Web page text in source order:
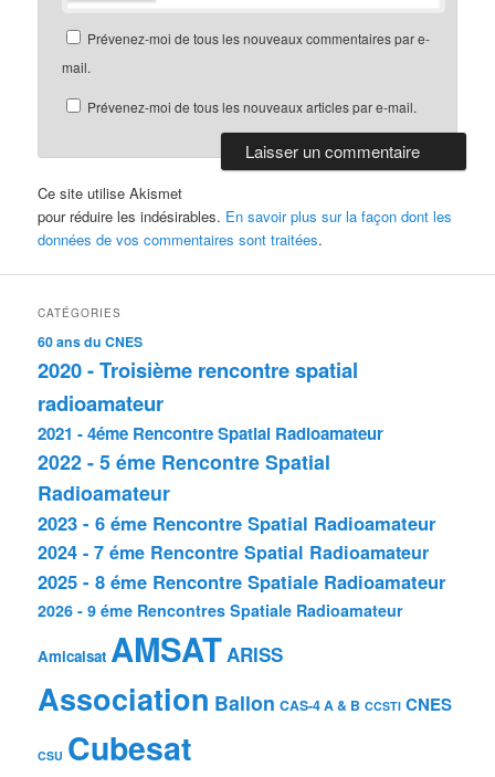
Prévenez-moi de tous les nouveaux commentaires par e-
mail.
Prévenez-moi de tous les nouveaux articles par e-mail.
Ce site utilise Akismet
pour réduire les indésirables. En savoir plus sur la façon dont les
données de vos commentaires sont traitées.
CATÉGORIES
60 ans du CNES
2020 - Troisième rencontre spatial
radioamateur
2021 - 4éme Rencontre Spatial Radioamateur
2022 - 5 éme Rencontre Spatial
Radioamateur
2023 - 6 éme Rencontre Spatial Radioamateur
2024 - 7 éme Rencontre Spatial Radioamateur
2025 - 8 éme Rencontre Spatiale Radioamateur
2026 - 9 éme Rencontres Spatiale Radioamateur
Amicalsat AMSATARISS
Association Ballon CAS-4 A & B CCSTI CNES
CSU Cubesat